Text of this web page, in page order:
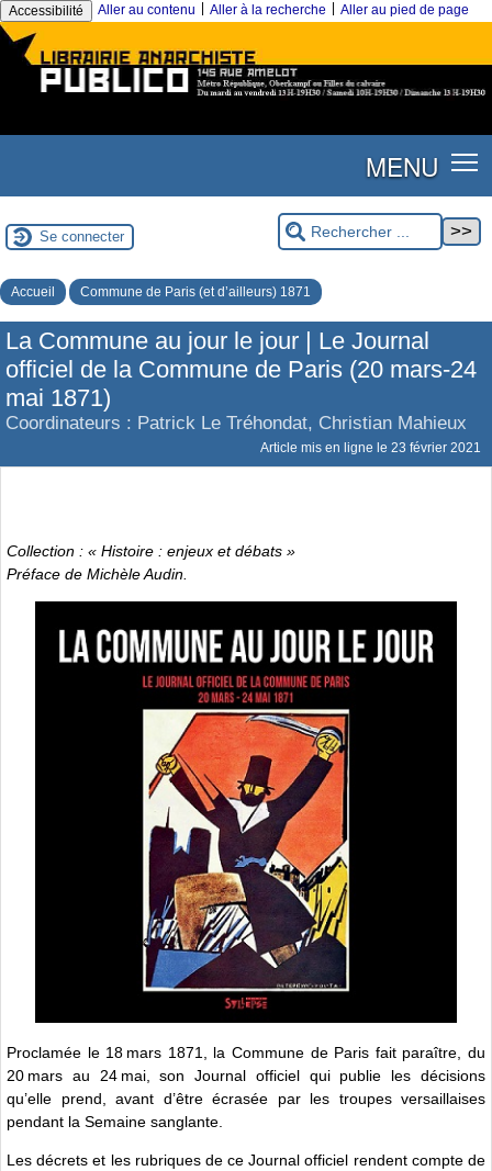
Accessibilité Aller au contenu Aller à la recherche Aller au pied de page
MENU
Se connecter
Accueil Commune de Paris (et d’ailleurs) 1871
La Commune au jour le jour | Le Journal
officiel de la Commune de Paris (20 mars-24
mai 1871)
Coordinateurs : Patrick Le Tréhondat, Christian Mahieux
Article mis en ligne le 23 février 2021
Collection : « Histoire : enjeux et débats »
Préface de Michèle Audin.
Proclamée le 18 mars 1871, la Commune de Paris fait paraître, du
20 mars au 24 mai, son Journal officiel qui publie les décisions
qu’elle prend, avant d’être écrasée par les troupes versaillaises
pendant la Semaine sanglante.
Les décrets et les rubriques de ce Journal officiel rendent compte de